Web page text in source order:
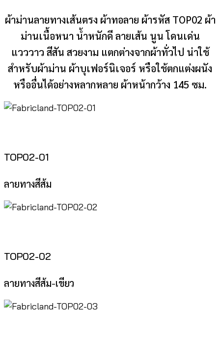
ผ้าม่านลายทางเส้นตรง ผ้าทอลาย ผ้ารหัส TOP02 ผ้า
ม่านเนื้อหนา น้ำหนักดี ลายเส้น นูน โดนเด่น
แวววาว สีสัน สวยงาม แตกต่างจากผ้าทั่วไป น่าใช้
สำหรับผ้าม่าน ผ้าบุเฟอร์นิเจอร์ หรือใช้ตกแต่งผนัง
หรืออื่นได้อย่างหลากหลาย ผ้าหน้ากว้าง 145 ซม.
TOP02-01
ลายทางสีส้ม
TOP02-02
ลายทางสีส้ม-เขียว